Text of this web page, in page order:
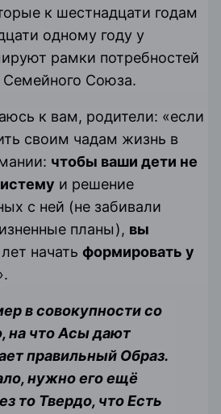
к шестнадцати годам
одному году у
рамки потребностей
Семейного Союза.
к вам, родители: «если
своим чадам жизнь в
чтобы ваши дети не
и решение
с ней (не забивали
планы), вы
начать формировать у
в совокупности со
на что Асы дают
правильный Образ.
нужно его ещё
то Твердо, что Есть